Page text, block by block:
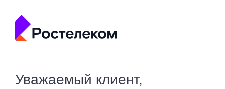
Уважаемый клиент,